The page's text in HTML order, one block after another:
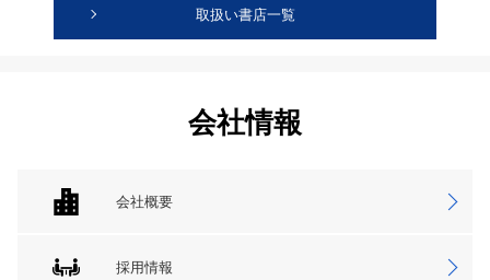
取扱い書店一覧
会社情報
会社概要
採用情報